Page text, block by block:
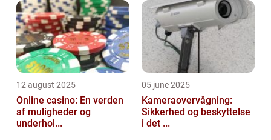
12 august 2025
Online casino: En verden
af muligheder og
underhol...
05 june 2025
Kameraovervågning:
Sikkerhed og beskyttelse
i det ...